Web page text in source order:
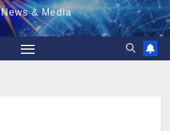
News & Media